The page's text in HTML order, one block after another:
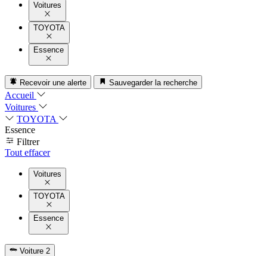
Voitures
TOYOTA
Essence
Recevoir une alerte Sauvegarder la recherche
Accueil
Voitures
TOYOTA
Essence
Filtrer
Tout effacer
Voitures
TOYOTA
Essence
Voiture 2